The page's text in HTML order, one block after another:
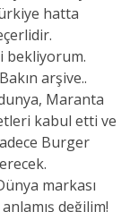
hatta
bekliyorum.
arşive..
Maranta
kabul etti ve
Burger
markası
değilim!